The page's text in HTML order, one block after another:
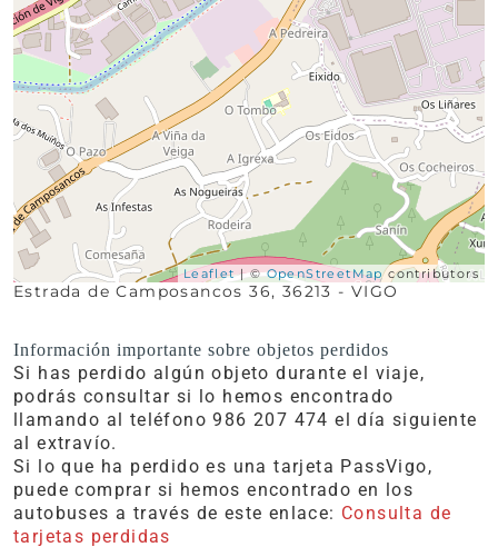
Leaflet| ©OpenStreetMapcontributors
Estrada de Camposancos 36, 36213 - VIGO
Información importante sobre objetos perdidos
Si has perdido algún objeto durante el viaje,
podrás consultar si lo hemos encontrado
llamando al teléfono 986 207 474 el día siguiente
al extravío.
Si lo que ha perdido es una tarjeta PassVigo,
puede comprar si hemos encontrado en los
autobuses a través de este enlace: Consulta de
tarjetas perdidas